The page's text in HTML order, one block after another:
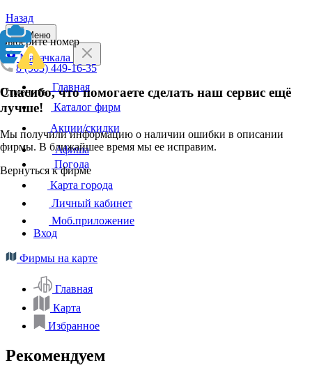
Назад
Выберите номер
8 (903) 449-16-35
Отменить
Спасибо, что помогаете сделать наш сервис ещё
лучше!
Мы получили информацию о наличии ошибки в описании
фирмы. В ближайшее время мы ее исправим.
Вернуться к фирме
Меню
Махачкала
Главная
Каталог фирм
Акции/скидки
Афиша
Погода
Карта города
Личный кабинет
Моб.приложение
Вход
Фирмы на карте
Главная
Карта
Избранное
Рекомендуем